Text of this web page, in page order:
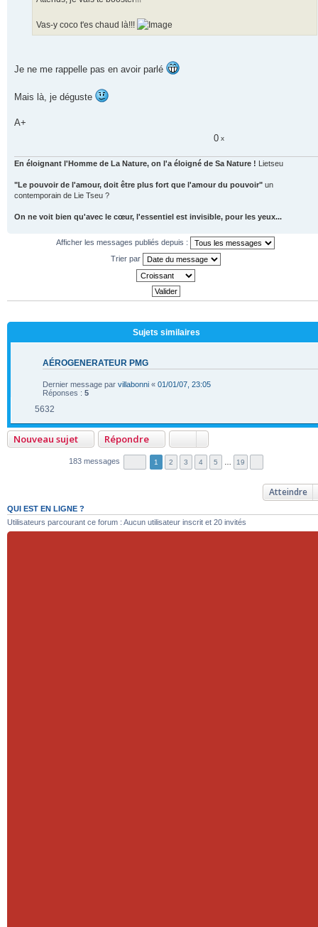
Vas-y coco t'es chaud là!!!
Je ne me rappelle pas en avoir parlé
Mais là, je déguste
A+
0 x
En éloignant l'Homme de La Nature, on l'a éloigné de Sa Nature ! Lietseu
"Le pouvoir de l'amour, doit être plus fort que l'amour du pouvoir" un
contemporain de Lie Tseu ?
On ne voit bien qu'avec le cœur, l'essentiel est invisible, pour les yeux...
Afficher les messages publiés depuis :
Trier par
Sujets similaires
AÉROGENERATEUR PMG
Dernier message par villabonni « 01/01/07, 23:05
Réponses : 5
5632
Nouveau sujet Répondre
183 messages 1 2 3 4 5 19
Atteindre
QUI EST EN LIGNE ?
Utilisateurs parcourant ce forum : Aucun utilisateur inscrit et 20 invités